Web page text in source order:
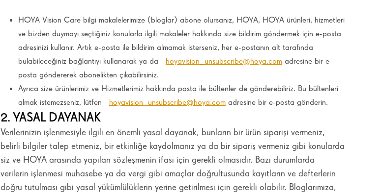
HOYA Vision Care bilgi makalelerimize (bloglar) abone olursanız, HOYA, HOYA ürünleri, hizmetleri
ve bizden duymayı seçtiğiniz konularla ilgili makaleler hakkında size bildirim göndermek için e-posta
adresinizi kullanır. Artık e-posta ile bildirim almamak isterseniz, her e-postanın alt tarafında
bulabileceğiniz bağlantıyı kullanarak ya da hoyavision_unsubscribe@hoya.com adresine bir e-
posta göndererek abonelikten çıkabilirsiniz.
Ayrıca size ürünlerimiz ve Hizmetlerimiz hakkında posta ile bültenler de gönderebiliriz. Bu bültenleri
almak istemezseniz, lütfen hoyavision_unsubscribe@hoya.com adresine bir e-posta gönderin.
2. YASAL DAYANAK
Verilerinizin işlenmesiyle ilgili en önemli yasal dayanak, bunların bir ürün siparişi vermeniz,
belirli bilgiler talep etmeniz, bir etkinliğe kaydolmanız ya da bir sipariş vermeniz gibi konularda
siz ve HOYA arasında yapılan sözleşmenin ifası için gerekli olmasıdır. Bazı durumlarda
verilerin işlenmesi muhasebe ya da vergi gibi amaçlar doğrultusunda kayıtların ve defterlerin
doğru tutulması gibi yasal yükümlülüklerin yerine getirilmesi için gerekli olabilir. Bloglarımıza,